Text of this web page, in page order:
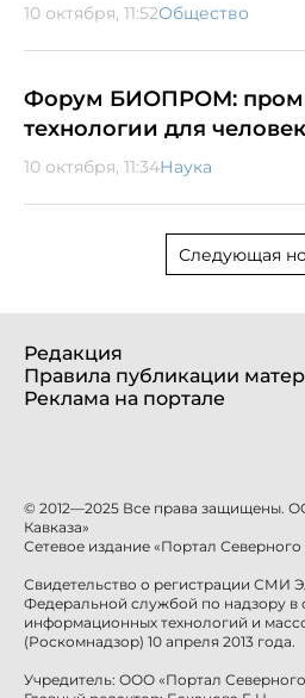
10 октября, 11:52Общество
Форум БИОПРОМ:
технологии для
10 октября, 11:34Наука
Следующая
Редакция
Правила публикации
Реклама на портале
© 2012—2025 Все права защищены.
Кавказа»
Сетевое издание «Портал Северного
Свидетельство о регистрации СМИ
Федеральной службой по надзору в
информационных технологий и
(Роскомнадзор) 10 апреля 2013 года.
Учредитель: ООО «Портал Северного